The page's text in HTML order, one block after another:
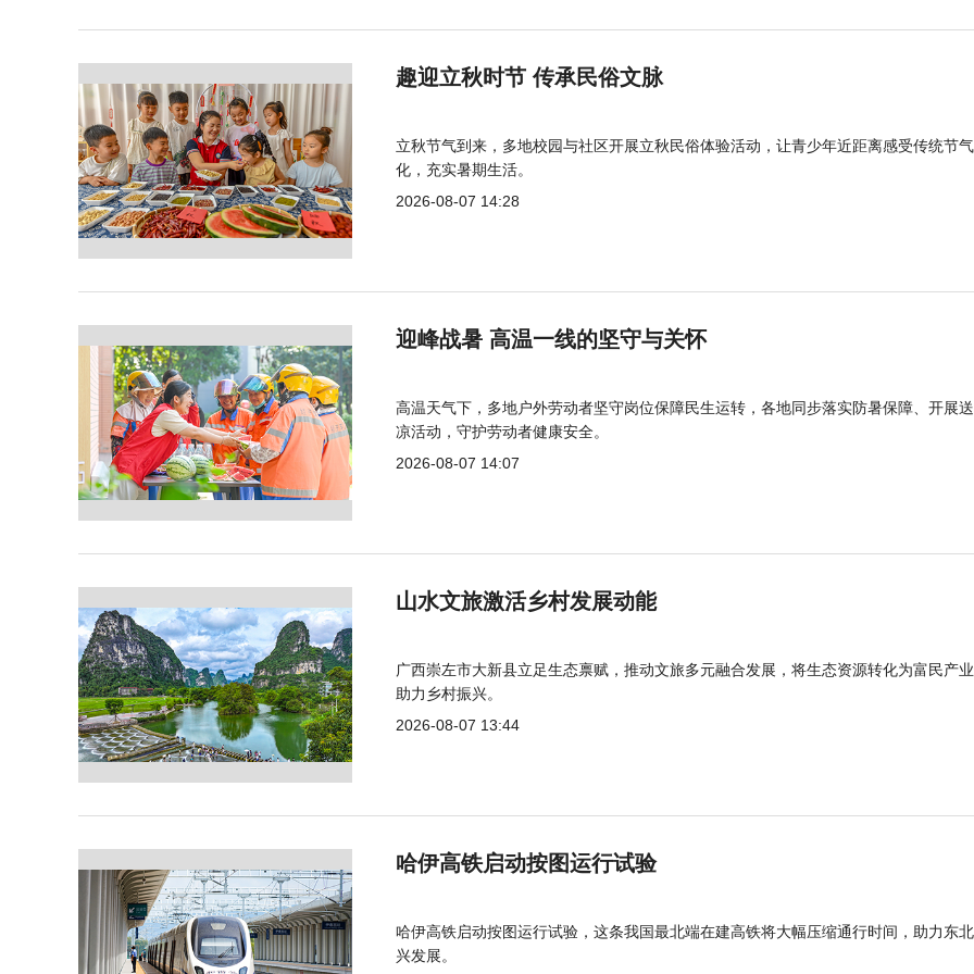
趣迎立秋时节 传承民俗文脉
立秋节气到来，多地校园与社区开展立秋民俗体验活动，让青少年近距离感受传统节
化，充实暑期生活。
2026-08-07 14:28
迎峰战暑 高温一线的坚守与关怀
高温天气下，多地户外劳动者坚守岗位保障民生运转，各地同步落实防暑保障、开展
凉活动，守护劳动者健康安全。
2026-08-07 14:07
山水文旅激活乡村发展动能
广西崇左市大新县立足生态禀赋，推动文旅多元融合发展，将生态资源转化为富民产
助力乡村振兴。
2026-08-07 13:44
哈伊高铁启动按图运行试验
哈伊高铁启动按图运行试验，这条我国最北端在建高铁将大幅压缩通行时间，助力东
兴发展。